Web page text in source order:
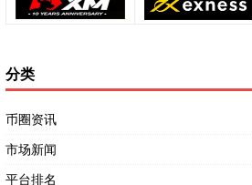
分类
币圈资讯
市场新闻
平台排名